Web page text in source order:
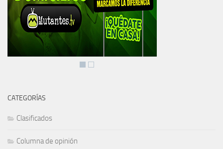
CATEGORÍAS
Clasificados
Columna de opinión